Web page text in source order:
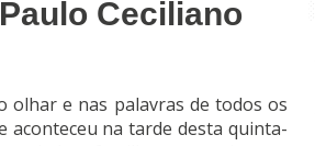
Ceciliano
olhar e nas palavras de todos os
aconteceu na tarde desta quinta-